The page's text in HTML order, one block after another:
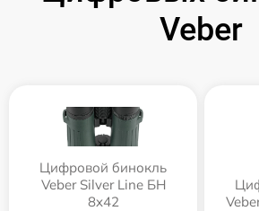
Veber
Цифровой бинокль
Veber Silver Line БН
8x42